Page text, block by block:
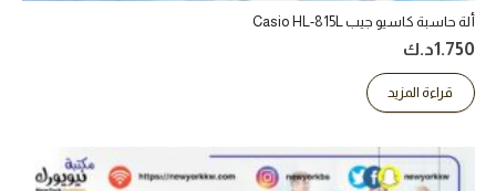
ألة حاسبة كاسيو جيب Casio HL-815L
1.750د.ك
قراءة المزيد